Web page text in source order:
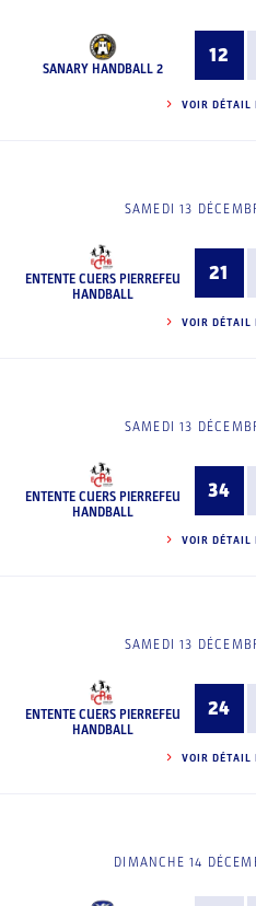
SANARY HANDBALL 2
12
VOIR DÉTAIL
SAMEDI 13
ENTENTE CUERS PIERREFEU
HANDBALL
21
VOIR DÉTAIL
SAMEDI 13
ENTENTE CUERS PIERREFEU
HANDBALL
34
VOIR DÉTAIL
SAMEDI 13
ENTENTE CUERS PIERREFEU
HANDBALL
24
VOIR DÉTAIL
DIMANCHE 14